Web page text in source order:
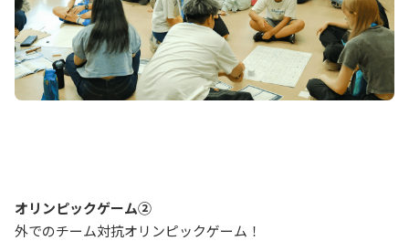
オリンピックゲーム②
外でのチーム対抗オリンピックゲーム！